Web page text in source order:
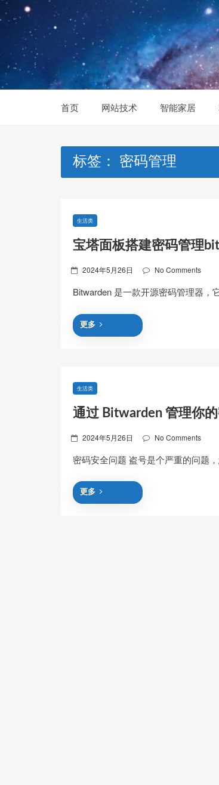
Skip
to
content
首页 网站技术 智能家居
标签： 密码管理
生活类
宝塔面板搭建密码管理
Posted
2024年5月26日 No Comments
Bitwarden 是一款开源密码管理器
更多
生活类
通过 Bitwarden 管理你
Posted
2024年5月26日 No Comments
密码安全问题 盗号是个严重的问题
更多